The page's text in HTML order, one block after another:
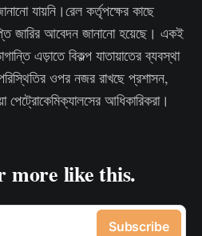
যায়নি।রেল কর্তৃপক্ষের কাছে
জারির আবেদন জানানো হয়েছে। একই
এড়াতে বিকল্প যাতায়াতের ব্যবস্থা
ওপর নজর রাখছে প্রশাসন,
আধিকারিকরা।
more like this.
Subscribe